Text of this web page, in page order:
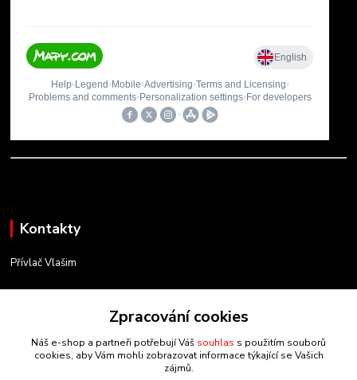
Kontakty
Přívlač Vlašim
734 754 584
info@privlacvlasim.cz
Zpracování cookies
Náš e-shop a partneři potřebují Váš souhlas s použitím souborů
cookies, aby Vám mohli zobrazovat informace týkající se Vašich
zájmů.